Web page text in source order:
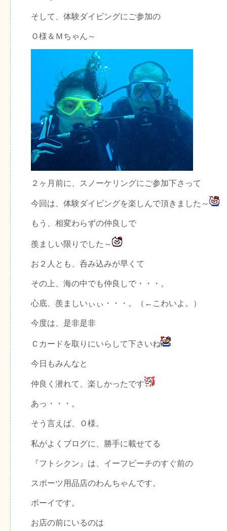
そして、体験ダイビングにご参加の
Ｏ様＆Ｍちゃん～
２ヶ月前に、スノーケリングにご参加下さって
今回は、体験ダイビングを楽しんで頂きました～
もう、相変わらずの仲良しで
羨ましい限りでした～
お２人とも、呑み込みが早くて
その上、海の中でも仲良しで・・・。
心底、羨ましいぃぃ・・・。（←こわいよ。）
今度は、是非是非
Ｃカードを取りにいらして下さいね
今日もみんなと
仲良く潜れて、楽しかったです
あっ・・・。
そう言えば、Ｏ様。
私がよくブログに、勝手に載せてる
『フトシクン』は、イーフビーチのすぐ前の
スポーツ用品店のわんちゃんです。
ボーイです。
お店の前にいるのは